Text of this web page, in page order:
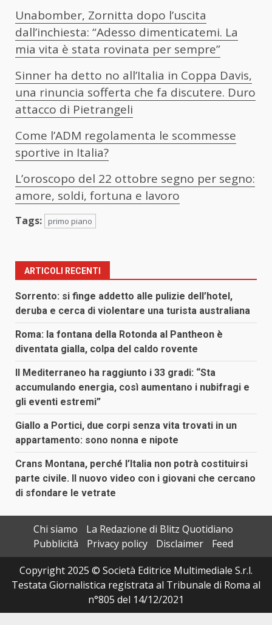
Unabomber, Zornitta dopo l’uscita
dall’inchiesta: “Adesso dimenticatemi. La
mia vita è stata rovinata per sempre”
Sinner ha detto no all’Italia in Coppa Davis,
una rinuncia sofferta che fa discutere. Duro
attacco di Pietrangeli
Come l’ADM regolamenta le scommesse
sportive in Italia?
L’oroscopo del 22 ottobre segno per segno:
amore, soldi, fortuna e lavoro
Tags: primo piano
ARTICOLI RECENTI
Sorrento: si finge addetto alle pulizie dell’hotel,
deruba e cerca di violentare una turista australiana
Roma: la fontana della Rotonda al Pantheon è
diventata gialla, colpa del caldo rovente
Il Mediterraneo ha raggiunto i 33 gradi: “Sta
accumulando energia, così aumentano i nubifragi e
gli eventi estremi”
Giallo a Portici, due corpi senza vita trovati in un
appartamento: sono nonna e nipote
Crans Montana, perché l’Italia non potrà costituirsi
parte civile. Il nuovo video con i giovani che cercano
di sfondare le vetrate
Chi siamo
La Redazione di Blitz Quotidiano
Pubblicità
Privacy policy Disclaimer
Feed
Copyright 2025 © Società Editrice Multimediale S.r.l.
Testata Giornalistica registrata al Tribunale di Roma al
n°805 del 14/12/2021